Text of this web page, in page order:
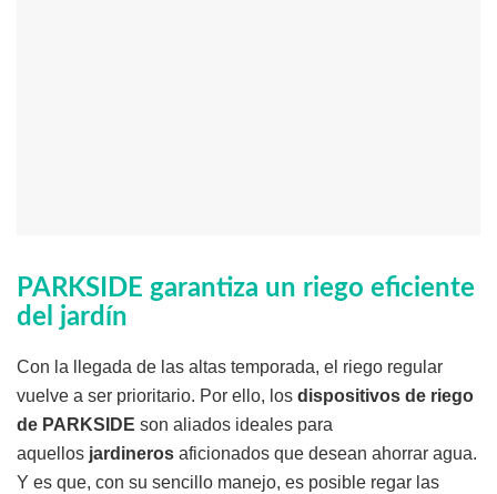
PARKSIDE garantiza un riego eficiente
del jardín
Con la llegada de las altas temporada, el riego regular
vuelve a ser prioritario. Por ello, los dispositivos de riego
de PARKSIDE son aliados ideales para
aquellos jardineros aficionados que desean ahorrar agua.
Y es que, con su sencillo manejo, es posible regar las